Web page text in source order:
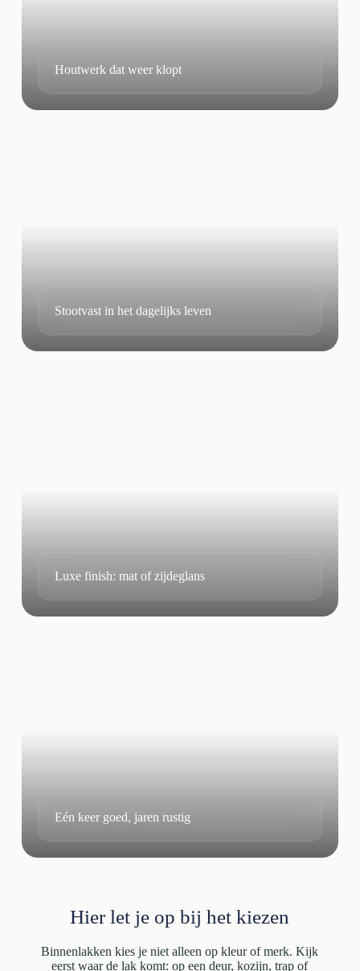
Houtwerk dat weer klopt
Stootvast in het dagelijks leven
Luxe finish: mat of zijdeglans
Eén keer goed, jaren rustig
Hier let je op bij het kiezen
Binnenlakken kies je niet alleen op kleur of merk. Kijk
eerst waar de lak komt: op een deur, kozijn, trap of